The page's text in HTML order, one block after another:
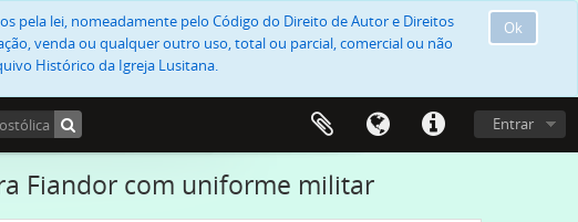
Ok
pela lei, nomeadamente pelo Código do Direito de Autor e Direitos
venda ou qualquer outro uso, total ou parcial, comercial ou não
Histórico da Igreja Lusitana.
Entrar
Fiandor com uniforme militar